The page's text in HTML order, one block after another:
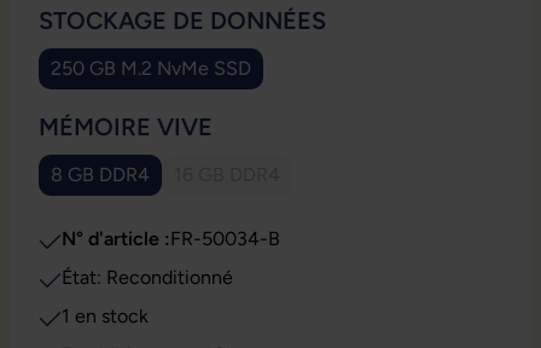
SÉLECTIONNEZ
STOCKAGE DE DONNÉES
250 GB M.2 NvMe SSD
SÉLECTIONNEZ
MÉMOIRE VIVE
8 GB DDR4
N° d'article :FR-50034-B
État: Reconditionné
1 en stock